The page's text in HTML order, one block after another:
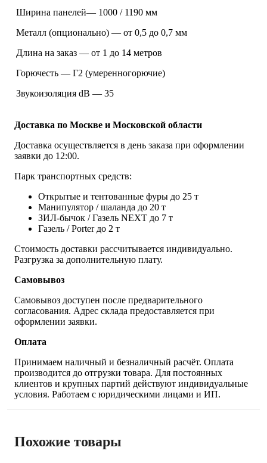
Ширина панелей— 1000 / 1190 мм
Металл (опционально) — от 0,5 до 0,7 мм
Длина на заказ — от 1 до 14 метров
Горючесть — Г2 (умеренногорючие)
Звукоизоляция dB — 35
Доставка по Москве и Московской области
Доставка осуществляется в день заказа при оформлении
заявки до 12:00.
Парк транспортных средств:
Открытые и тентованные фуры до 25 т
Манипулятор / шаланда до 20 т
ЗИЛ-бычок / Газель NEXT до 7 т
Газель / Porter до 2 т
Стоимость доставки рассчитывается индивидуально.
Разгрузка за дополнительную плату.
Самовывоз
Самовывоз доступен после предварительного
согласования. Адрес склада предоставляется при
оформлении заявки.
Оплата
Принимаем наличный и безналичный расчёт. Оплата
производится до отгрузки товара. Для постоянных
клиентов и крупных партий действуют индивидуальные
условия. Работаем с юридическими лицами и ИП.
Похожие товары